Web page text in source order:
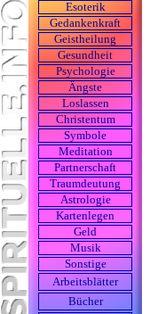
Esoterik
Gedankenkraft
Geistheilung
Gesundheit
Psychologie
Ängste
Loslassen
Christentum
Symbole
Meditation
Partnerschaft
Traumdeutung
Astrologie
Kartenlegen
Geld
Musik
Sonstige
Arbeits­blätter
Bücher